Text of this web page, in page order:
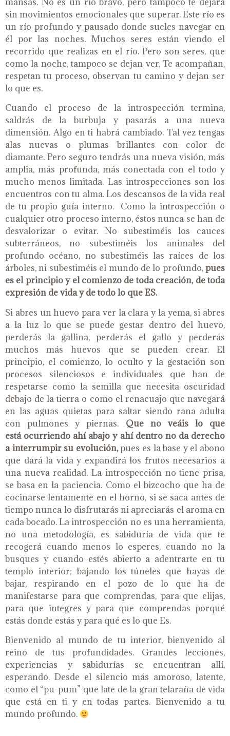
sin movimientos emocionales que superar. Este río es
un río profundo y pausado donde sueles navegar en
él por las noches. Muchos seres están viendo el
recorrido que realizas en el río. Pero son seres, que
como la noche, tampoco se dejan ver. Te acompañan,
respetan tu proceso, observan tu camino y dejan ser
lo que es.
Cuando el proceso de la introspección termina,
saldrás de la burbuja y pasarás a una nueva
dimensión. Algo en ti habrá cambiado. Tal vez tengas
alas nuevas o plumas brillantes con color de
diamante. Pero seguro tendrás una nueva visión, más
amplia, más profunda, más conectada con el todo y
mucho menos limitada. Las introspecciones son los
encuentros con tu alma. Los descansos de la vida real
de tu propio guía interno. Como la introspección o
cualquier otro proceso interno, éstos nunca se han de
desvalorizar o evitar. No subestiméis los cauces
subterráneos, no subestiméis los animales del
profundo océano, no subestiméis las raíces de los
árboles, ni subestiméis el mundo de lo profundo,pues
es el principio y el comienzo de toda creación, de toda
expresión de vida y de todo lo que ES.
Si abres un huevo para ver la clara y la yema, si abres
a la luz lo que se puede gestar dentro del huevo,
perderás la gallina, perderás el gallo y perderás
muchos más huevos que se pueden crear. El
principio, el comienzo, lo oculto y la gestación son
procesos silenciosos e individuales que han de
respetarse como la semilla que necesita oscuridad
debajo de la tierra o como el renacuajo que navegará
en las aguas quietas para saltar siendo rana adulta
con pulmones y piernas. Que no veáis lo que
está ocurriendo ahí abajo y ahí dentro no da derecho
a interrumpir su evolución,pues es la base y el abono
que dará la vida y expandirá los frutos necesarios a
una nueva realidad. La introspección no tiene prisa,
se basa en la paciencia. Como el bizcocho que ha de
cocinarse lentamente en el horno, si se saca antes de
tiempo nunca lo disfrutarás ni apreciarás el aroma en
cada bocado. La introspección no es una herramienta,
no una metodología, es sabiduría de vida que te
recogerá cuando menos lo esperes, cuando no la
busques y cuando estés abierto a adentrarte en tu
templo interior; bajando los túneles que hayas de
bajar, respirando en el pozo de lo que ha de
manifestarse para que comprendas, para que elijas,
para que integres y para que comprendas porqué
estás donde estás y para qué es lo que Es.
Bienvenido al mundo de tu interior, bienvenido al
reino de tus profundidades. Grandes lecciones,
experiencias y sabidurías se encuentran allí,
esperando. Desde el silencio más amoroso, latente,
como el “pu-pum” que late de la gran telaraña de vida
que está en ti y en todas partes. Bienvenido a tu
mundo profundo.